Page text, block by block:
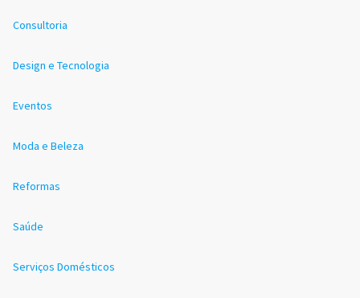
Consultoria
Design e Tecnologia
Eventos
Moda e Beleza
Reformas
Saúde
Serviços Domésticos